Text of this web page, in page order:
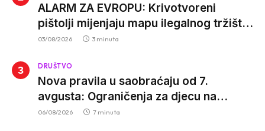
ALARM ZA EVROPU: Krivotvoreni
pištolji mijenjaju mapu ilegalnog tržišta,
istrage ukazuju na proizvodnju van EU
03/08/2026 3 minuta
DRUŠTVO
Nova pravila u saobraćaju od 7.
avgusta: Ograničenja za djecu na
trotinetima i mlade vozače, veće kazne
06/08/2026 7 minuta